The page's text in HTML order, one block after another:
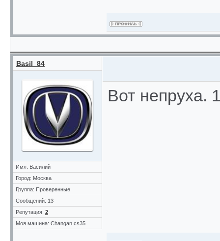
Basil_84
Имя: Василий
Город: Москва
Группа: Проверенные
Сообщений: 13
Репутация: 2
Моя машина: Changan cs35
Вот непруха.